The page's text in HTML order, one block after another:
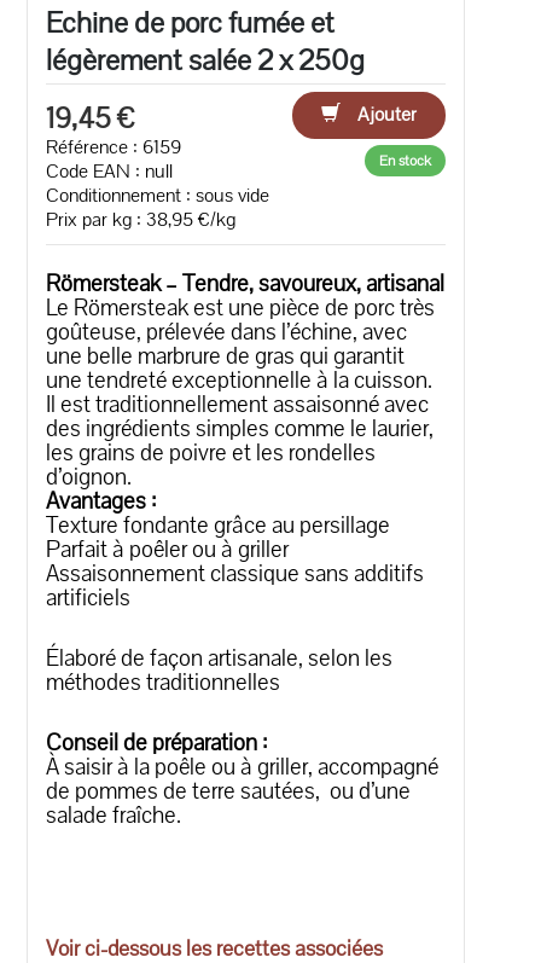
Echine de porc fumée et
légèrement salée 2 x 250g
19,45 €
Ajouter
Référence : 6159
Code EAN : null
Conditionnement : sous vide
Prix par kg : 38,95 €/kg
En stock
Römersteak – Tendre, savoureux, artisanal
Le Römersteak est une pièce de porc très
goûteuse, prélevée dans l’échine, avec
une belle marbrure de gras qui garantit
une tendreté exceptionnelle à la cuisson.
Il est traditionnellement assaisonné avec
des ingrédients simples comme le laurier,
les grains de poivre et les rondelles
d’oignon.
Avantages :
Texture fondante grâce au persillage
Parfait à poêler ou à griller
Assaisonnement classique sans additifs
artificiels
Élaboré de façon artisanale, selon les
méthodes traditionnelles
Conseil de préparation :
À saisir à la poêle ou à griller, accompagné
de pommes de terre sautées, ou d’une
salade fraîche.
Voir ci-dessous les recettes associées